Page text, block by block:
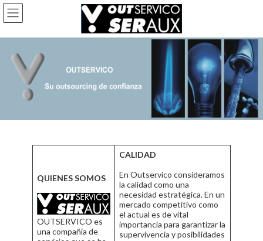
Saltar
contenido
Saltar
la
QUIENES SOMOS
OUTSERVICO es
una compañía de
CALIDAD
En Outservico consideramos
la calidad como una
necesidad estratégica. En un
mercado competitivo como
el actual es de vital
importancia para garantizar la
supervivencia y posibilidades